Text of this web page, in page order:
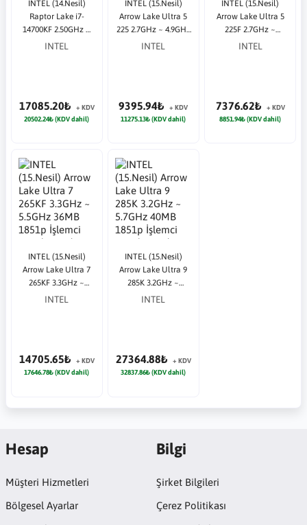
INTEL (14.Nesil)
Raptor Lake i7-
14700KF 2.50GHz ~
5.60GHz 33MB 1700P
INTEL
17085.20₺
+ KDV
20502.24₺ (KDV dahil)
INTEL (15.Nesil)
Arrow Lake Ultra 5
225 2.7GHz ~ 4.9GHz
22MB 1851p İşlemci
INTEL
9395.94₺
+ KDV
11275.13₺ (KDV dahil)
INTEL (15.Nesil)
Arrow Lake Ultra 5
225F 2.7GHz ~
4.9GHz 22MB 1851p
INTEL
7376.62₺
+ KDV
8851.94₺ (KDV dahil)
INTEL (15.Nesil)
Arrow Lake Ultra 7
265KF 3.3GHz ~
5.5GHz 36MB 1851p
INTEL
14705.65₺
+ KDV
17646.78₺ (KDV dahil)
INTEL (15.Nesil)
Arrow Lake Ultra 9
285K 3.2GHz ~
5.7GHz 40MB 1851p
INTEL
27364.88₺
+ KDV
32837.86₺ (KDV dahil)
Hesap
Müşteri Hizmetleri
Bölgesel Ayarlar
Bilgi
Şirket Bilgileri
Çerez Politikası